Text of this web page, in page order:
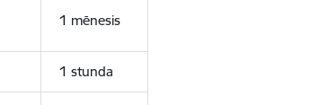
1 mēnesis
1 stunda